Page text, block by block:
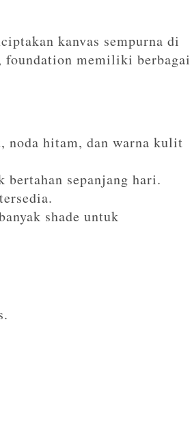
kanvas sempurna di
foundation memiliki berbagai
noda hitam, dan warna kulit
sepanjang hari.
shade untuk